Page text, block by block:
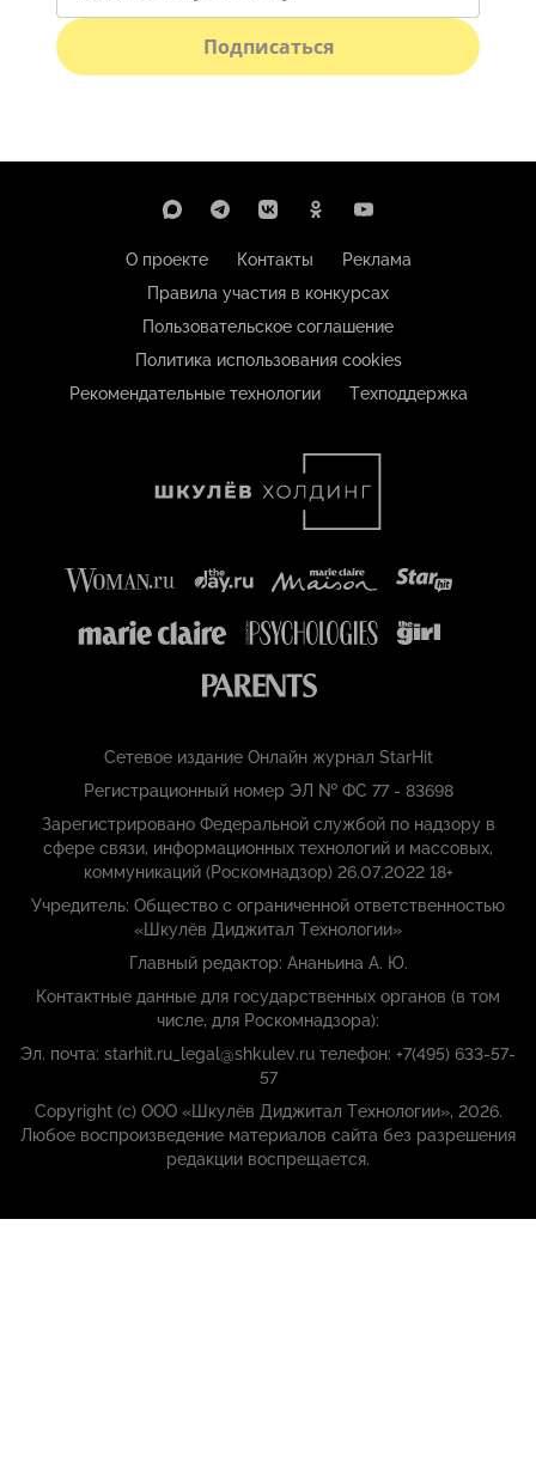
Подписаться
О проекте Контакты
Реклама
Правила участия в конкурсах
Пользовательское соглашение
Политика использования cookies
Рекомендательные технологии
Техподдержка
Сетевое издание Онлайн журнал StarHit
Регистрационный номер ЭЛ № ФС 77 - 83698
Зарегистрировано Федеральной службой по надзору в
сфере связи, информационных технологий и массовых,
коммуникаций (Роскомнадзор) 26.07.2022 18+
Учредитель: Общество с ограниченной ответственностью
«Шкулёв Диджитал Технологии»
Главный редактор: Ананьина А. Ю.
Контактные данные для государственных органов (в том
числе, для Роскомнадзора):
Эл. почта: starhit.ru_legal@shkulev.ru телефон: +7(495) 633-57-
57
Copyright (с) ООО «Шкулёв Диджитал Технологии», 2026.
Любое воспроизведение материалов сайта без разрешения
редакции воспрещается.